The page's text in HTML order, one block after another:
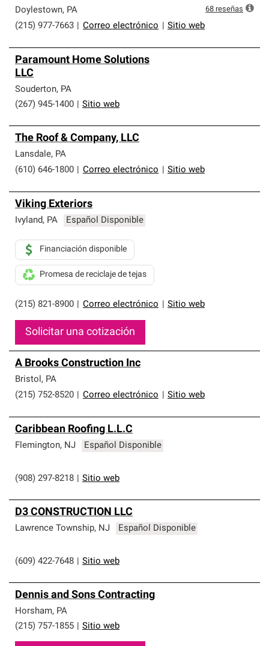
Doylestown, PA
(215) 977-7663
Correo electrónico Sitio web
68 reseñas
Paramount Home Solutions
LLC
Souderton, PA
(267) 945-1400
Sitio web
The Roof & Company, LLC
Lansdale, PA
(610) 646-1800
Correo electrónico Sitio web
Viking Exteriors
Ivyland, PA Español Disponible
(215) 821-8900 Correo electrónico Sitio web
Financiación disponible
Promesa de reciclaje de tejas
Solicitar una cotización
A Brooks Construction Inc
Bristol, PA
(215) 752-8520
Correo electrónico Sitio web
Caribbean Roofing L.L.C
Flemington, NJ Español Disponible
(908) 297-8218 Sitio web
D3 CONSTRUCTION LLC
Lawrence Township, NJ Español Disponible
(609) 422-7648 Sitio web
Dennis and Sons Contracting
Horsham, PA
(215) 757-1855
Sitio web